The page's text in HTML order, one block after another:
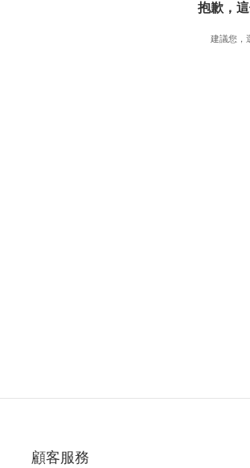
抱歉，
建議您，
顧客服務